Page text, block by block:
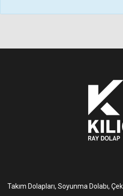
Takım Dolapları, Soyunma Dolabı,